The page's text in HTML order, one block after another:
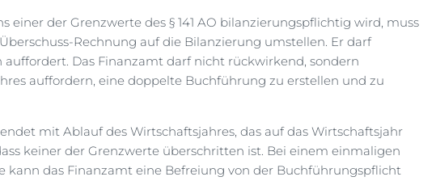
einer der Grenzwerte des § 141 AO bilanzierungspflichtig wird, muss
Rechnung auf die Bilanzierung umstellen. Er darf
Das Finanzamt darf nicht rückwirkend, sondern
auffordern, eine doppelte Buchführung zu erstellen und zu
mit Ablauf des Wirtschaftsjahres, das auf das Wirtschaftsjahr
keiner der Grenzwerte überschritten ist. Bei einem einmaligen
kann das Finanzamt eine Befreiung von der Buchführungspflicht